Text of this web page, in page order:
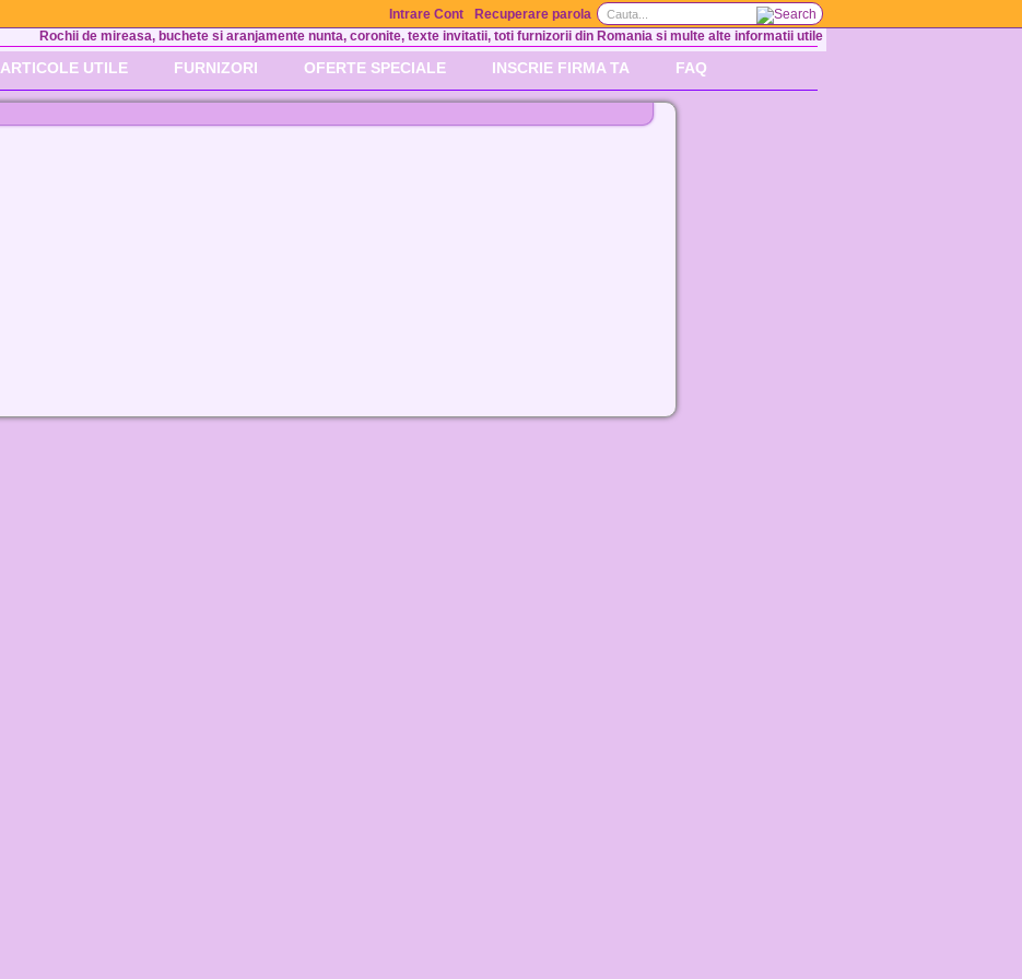
Intrare Cont
Recuperare parola
Rochii de mireasa, buchete si aranjamente nunta, coronite, texte invitatii, toti furnizorii din Romania si multe alte informatii utile
ARTICOLE UTILE FURNIZORI OFERTE SPECIALE INSCRIE FIRMA TA FAQ